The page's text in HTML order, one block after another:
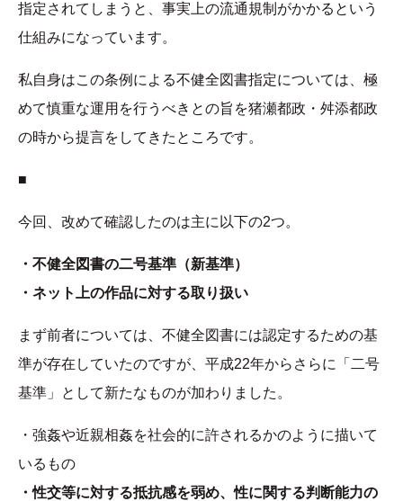
指定されてしまうと、事実上の流通規制がかかるという
仕組みになっています。
私自身はこの条例による不健全図書指定については、極
めて慎重な運用を行うべきとの旨を猪瀬都政・舛添都政
の時から提言をしてきたところです。
■
今回、改めて確認したのは主に以下の2つ。
・不健全図書の二号基準（新基準）
・ネット上の作品に対する取り扱い
まず前者については、不健全図書には認定するための基
準が存在していたのですが、平成22年からさらに「二号
基準」として新たなものが加わりました。
・強姦や近親相姦を社会的に許されるかのように描いて
いるもの
・性交等に対する抵抗感を弱め、性に関する判断能力の